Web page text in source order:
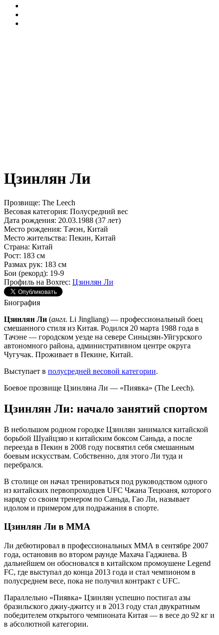
Цзинлян Ли
Прозвище: The Leech
Весовая категория: Полусредний вес
Дата рождения: 20.03.1988 (37 лет)
Место рождения: Тачэн, Китай
Место жительства: Пекин, Китай
Страна: Китай
Рост: 183 см
Размах рук: 183 см
Бои (рекорд): 19-9
Профиль на Boxrec: Цзинлян Ли
Биография
Цзинлян Ли (англ. Li Jingliang) — профессиональный боец
смешанного стиля из Китая. Родился 20 марта 1988 года в
Тачэне — городском уезде на севере Синьцзян-Уйгурского
автономного района, административном центре округа
Чугучак. Проживает в Пекине, Китай.
Выступает в полусредней весовой категории.
Боевое прозвище Цзинляна Ли — «Пиявка» (The Leech).
Цзинлян Ли: начало занятий спортом
В небольшом родном городке Цзинлян занимался китайской
борьбой Шуайцзяо и китайским боксом Саньда, а после
переезда в Пекин в 2008 году посвятил себя смешанным
боевым искусствам. Собственно, для этого Ли туда и
перебрался.
В столице он начал тренироваться под руководством одного
из китайских первопроходцев UFC Чжана Тецюаня, которого
наряду со своим тренером по Саньда, Гао Ли, называет
идолом и примером для подражания в спорте.
Цзинлян Ли в ММА
Ли дебютировал в профессиональных ММА в сентябре 2007
года, остановив во втором раунде Махача Гаджиева. В
дальнейшем он обосновался в китайском промоушене Legend
FC, где выступал до конца 2013 года и стал чемпионом в
полусреднем весе, пока не получил контракт с UFC.
Параллельно «Пиявка» Цзинлян успешно постигал азы
бразильского джиу-джитсу и в 2013 году стал двукратным
победителем открытого чемпионата Китая — в весе до 92 кг и
в абсолютной категории.